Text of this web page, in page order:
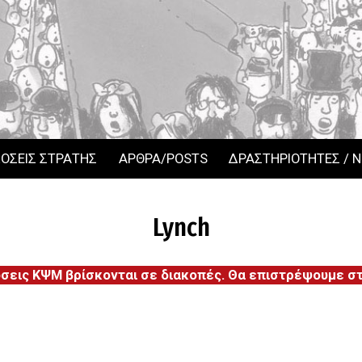
ΣΤΡΑΤΗΣ ΑΡΘΡΑ/POSTS ΔΡΑΣΤΗΡΙΟΤΗΤΕΣ /
Lynch
ΚΨΜ βρίσκονται σε διακοπές. Θα επιστρέψουμε